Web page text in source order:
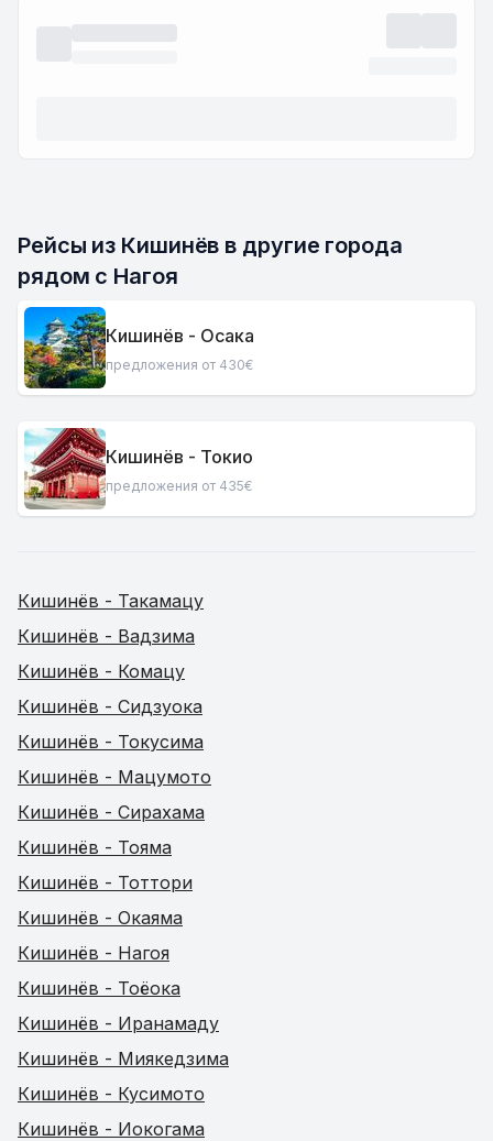
Рейсы из Кишинёв в другие города
рядом с Нагоя
Кишинёв - Осака
предложения от 430€
Кишинёв - Токио
предложения от 435€
Кишинёв - Такамацу
Кишинёв - Вадзима
Кишинёв - Комацу
Кишинёв - Сидзуока
Кишинёв - Токусима
Кишинёв - Мацумото
Кишинёв - Сирахама
Кишинёв - Тояма
Кишинёв - Тоттори
Кишинёв - Окаяма
Кишинёв - Нагоя
Кишинёв - Тоёока
Кишинёв - Иранамаду
Кишинёв - Миякедзима
Кишинёв - Кусимото
Кишинёв - Иокогама